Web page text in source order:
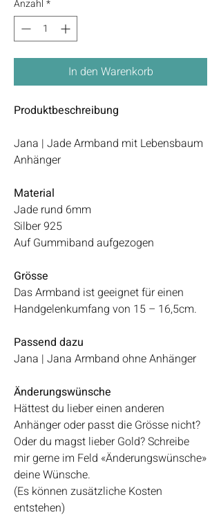
Anzahl *
In den Warenkorb
Produktbeschreibung
Jana | Jade Armband mit Lebensbaum
Anhänger
Material
Jade rund 6mm
Silber 925
Auf Gummiband aufgezogen
Grösse
Das Armband ist geeignet für einen
Handgelenkumfang von 15 – 16,5cm.
Passend dazu
Jana | Jana Armband ohne Anhänger
Änderungswünsche
Hättest du lieber einen anderen
Anhänger oder passt die Grösse nicht?
Oder du magst lieber Gold? Schreibe
mir gerne im Feld «Änderungswünsche»
deine Wünsche.
(Es können zusätzliche Kosten
entstehen)